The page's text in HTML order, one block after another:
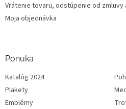
Vrátenie tovaru, odstúpenie od zmluvy
Moja objednávka
Ponuka
Katalóg 2024
Plakety
Emblémy